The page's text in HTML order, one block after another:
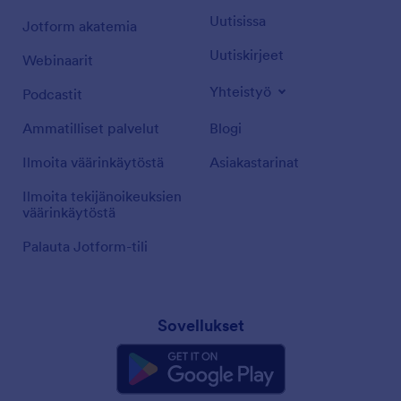
Jotform akatemia
Webinaarit
Podcastit
Ammatilliset palvelut
Ilmoita väärinkäytöstä
Ilmoita tekijänoikeuksien
väärinkäytöstä
Palauta Jotform-tili
Uutisissa
Uutiskirjeet
Yhteistyö
Blogi
Asiakastarinat
Sovellukset